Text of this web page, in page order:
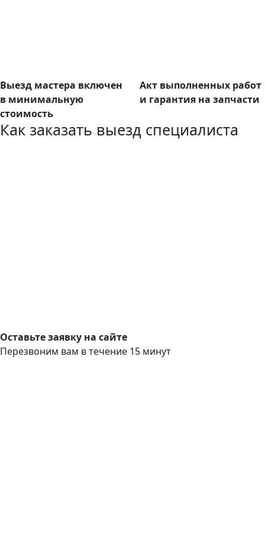
Выезд мастера включен
в минимальную
стоимость
Акт выполненных работ
и гарантия на запчасти
Как заказать выезд специалиста
Оставьте заявку на сайте
Перезвоним вам в течение 15 минут